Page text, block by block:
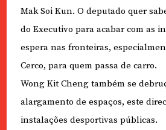
Mak Soi Kun. O deputado quer
do Executivo para acabar com as
espera nas fronteiras,
Cerco, para quem passa de carro.
Wong Kit Cheng também se
alargamento de espaços, este
instalações desportivas públicas.